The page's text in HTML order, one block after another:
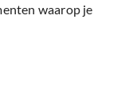
waarop je